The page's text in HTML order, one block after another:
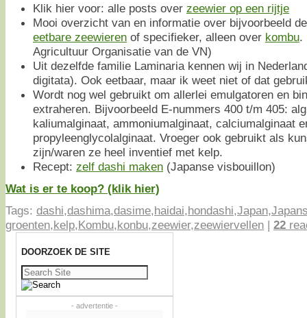
Klik hier voor: alle posts over zeewier op een rijtje
Mooi overzicht van en informatie over bijvoorbeeld
eetbare zeewieren of specifieker, alleen over kombu.
Agricultuur Organisatie van de VN)
Uit dezelfde familie Laminaria kennen wij in
digitata). Ook eetbaar, maar ik weet niet of dat
Wordt nog wel gebruikt om allerlei emulgatoren en
extraheren. Bijvoorbeeld E-nummers 400 t/m 405:
kaliumalginaat, ammoniumalginaat, calciumalginaat
propyleenglycolalginaat. Vroeger ook gebruikt als
zijn/waren ze heel inventief met kelp.
Recept: zelf dashi maken (Japanse visbouillon)
Wat is er te koop? (klik hier)
Tags: dashi,dashima,dasime,haidai,hondashi,Japan,
groenten,kelp,Kombu,konbu,zeewier,zeewiervellen | 22
DOORZOEK DE SITE
Zoeken
naar:
- advertentie -